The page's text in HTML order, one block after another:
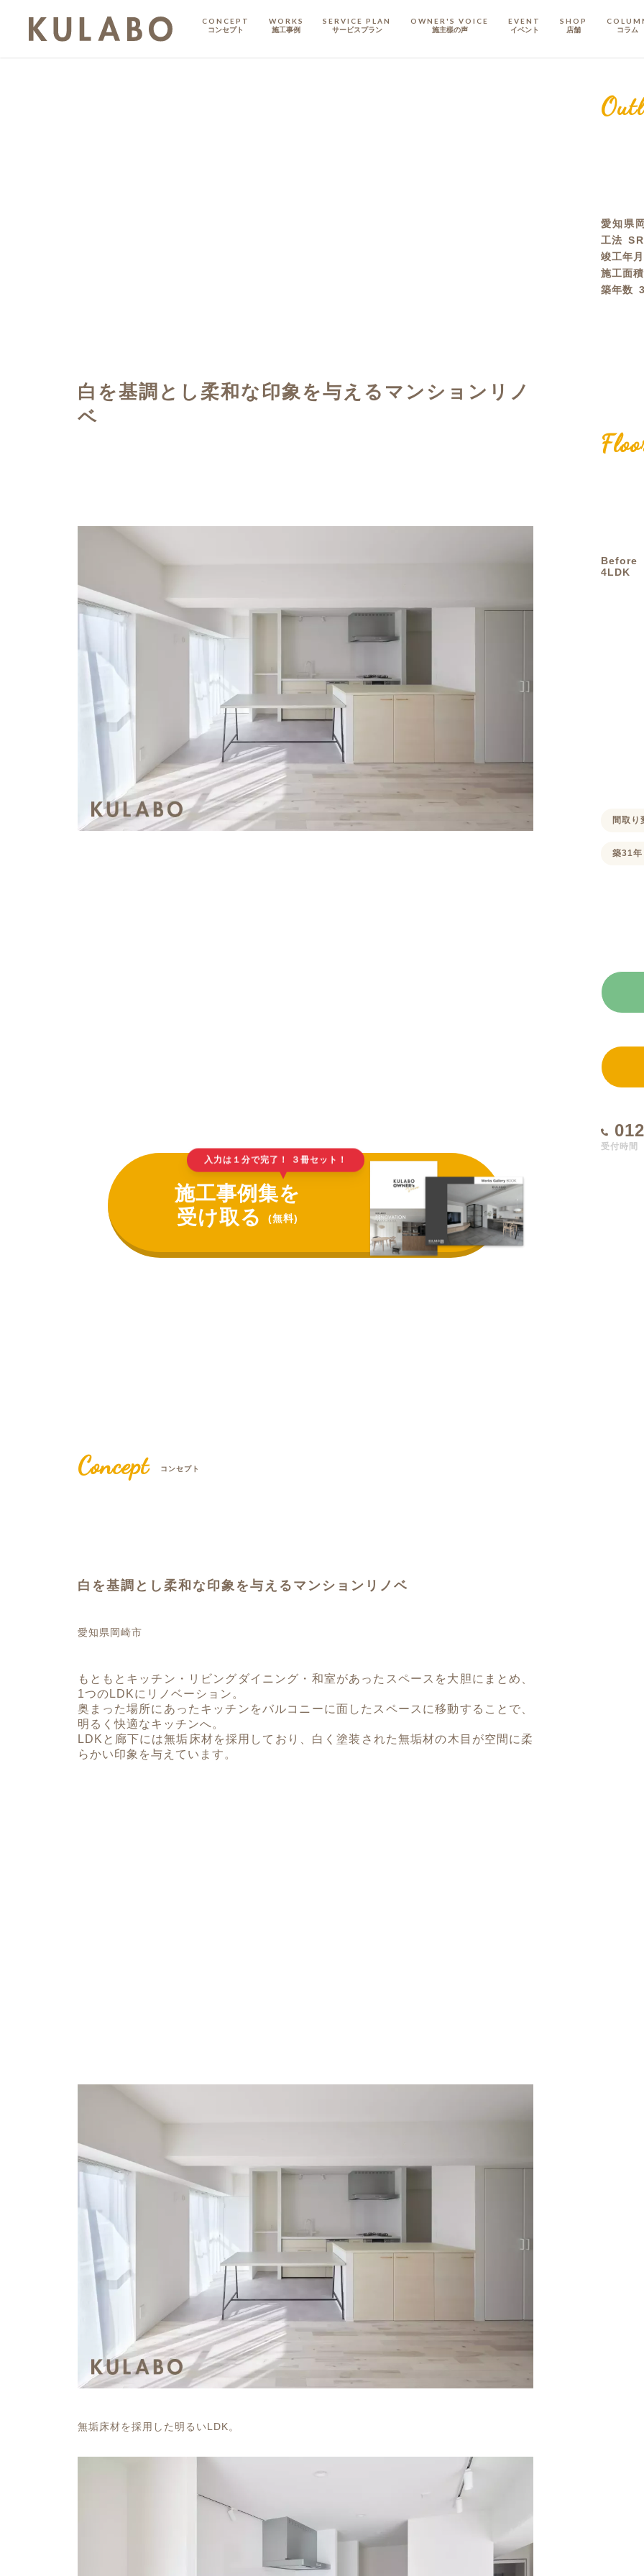
CONCEPT
コンセプト
WORKS
施工事例
SERVICE PLAN
サービスプラン
OWNER'S VOICE
施主樣の声
EVENT
イベント
SHOP
店舗 コラム
白を基調とし柔和な印象を与えるマンションリノ
ベ
入力は１分で完了！ ３冊セット！
▲
施工事例集を
受け取る(無料)
Concept コンセプト
白を基調とし柔和な印象を与えるマンションリノベ
愛知県岡崎市
もともとキッチン・リビングダイニング・和室があったスペースを大胆にまとめ、
1つのLDKにリノベーション。
奥まった場所にあったキッチンをバルコニーに面したスペースに移動することで、
明るく快適なキッチンへ。
LDKと廊下には無垢床材を採用しており、白く塗装された無垢材の木目が空間に柔
らかい印象を与えています。
無垢床材を採用した明るいLDK。
愛知県
工法
竣工年月
施工面積
築年数
Before
4LDK
間取り
築31
受付時